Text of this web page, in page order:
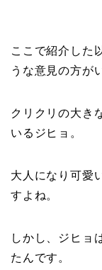
ここで紹介した
うな意見の方が
クリクリの大き
いるジヒョ。
大人になり可愛
すよね。
しかし、ジヒョ
たんです。